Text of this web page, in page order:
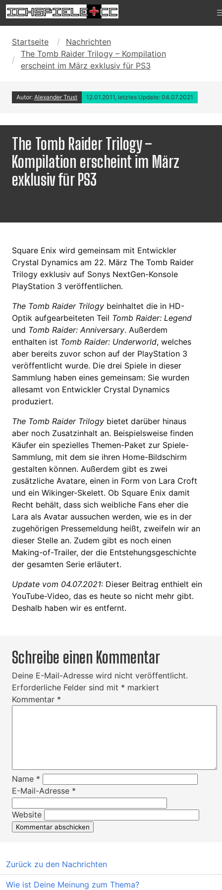
Startseite
Nachrichten
The Tomb Raider Trilogy – Kompilation
erscheint im März exklusiv für PS3
Autor: Alexander Trust 12.01.2011, letztes Update: 04.07.2021
The Tomb Raider Trilogy –
Kompilation erscheint im März
exklusiv für PS3
Square Enix wird gemeinsam mit Entwickler
Crystal Dynamics am 22. März The Tomb Raider
Trilogy exklusiv auf Sonys NextGen-Konsole
PlayStation 3 veröffentlichen.
The Tomb Raider Trilogy beinhaltet die in HD-
Optik aufgearbeiteten Teil Tomb Raider: Legend
und Tomb Raider: Anniversary. Außerdem
enthalten ist Tomb Raider: Underworld, welches
aber bereits zuvor schon auf der PlayStation 3
veröffentlicht wurde. Die drei Spiele in dieser
Sammlung haben eines gemeinsam: Sie wurden
allesamt von Entwickler Crystal Dynamics
produziert.
The Tomb Raider Trilogy bietet darüber hinaus
aber noch Zusatzinhalt an. Beispielsweise finden
Käufer ein spezielles Themen-Paket zur Spiele-
Sammlung, mit dem sie ihren Home-Bildschirm
gestalten können. Außerdem gibt es zwei
zusätzliche Avatare, einen in Form von Lara Croft
und ein Wikinger-Skelett. Ob Square Enix damit
Recht behält, dass sich weibliche Fans eher die
Lara als Avatar aussuchen werden, wie es in der
zugehörigen Pressemeldung heißt, zweifeln wir an
dieser Stelle an. Zudem gibt es noch einen
Making-of-Trailer, der die Entstehungsgeschichte
der gesamten Serie erläutert.
Update vom 04.07.2021: Dieser Beitrag enthielt ein
YouTube-Video, das es heute so nicht mehr gibt.
Deshalb haben wir es entfernt.
Schreibe einen Kommentar
Deine E-Mail-Adresse wird nicht veröffentlicht.
Erforderliche Felder sind mit * markiert
Kommentar *
Name *
E-Mail-Adresse *
Website
Zurück zu den Nachrichten
Wie ist Deine Meinung zum Thema?